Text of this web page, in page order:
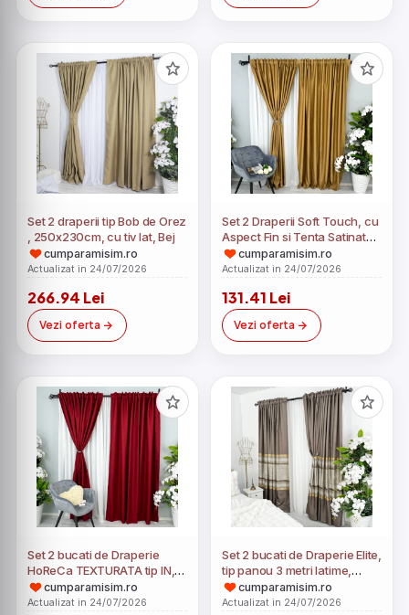
Set 2 draperii tip Bob de Orez
, 250x230cm, cu tiv lat, Bej
cumparamisim.ro
Actualizat in 24/07/2026
266.94 Lei
Vezi oferta
Set 2 Draperii Soft Touch, cu
Aspect Fin si Tenta Satinata,
140cm latime x 260cm
inaltime, cu TIV LAT, Bej Gold
cumparamisim.ro
Actualizat in 24/07/2026
131.41 Lei
Vezi oferta
Set 2 bucati de Draperie
HoReCa TEXTURATA tip IN,
Rosu, 140cm latime x 270cm
inaltime, cu rejansa pt bara
cumparamisim.ro
Actualizat in 24/07/2026
Set 2 bucati de Draperie Elite,
tip panou 3 metri latime,
Maro cu Auriu, 200cm latime
x 232cm inaltime, cu rejansa
cumparamisim.ro
Actualizat in 24/07/2026